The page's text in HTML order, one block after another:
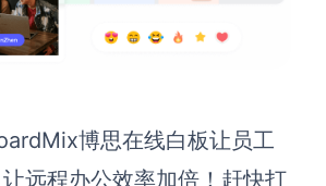
博思在线白板让员工
远程办公效率加倍！赶快打